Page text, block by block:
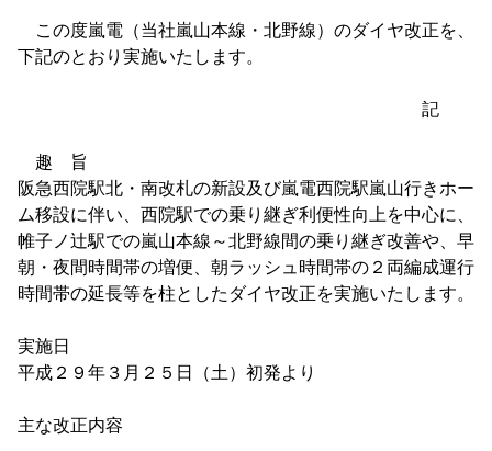
この度嵐電（当社嵐山本線・北野線）のダイヤ改正を、
下記のとおり実施いたします。
記
趣 旨
阪急西院駅北・南改札の新設及び嵐電西院駅嵐山行きホー
ム移設に伴い、西院駅での乗り継ぎ利便性向上を中心に、
帷子ノ辻駅での嵐山本線～北野線間の乗り継ぎ改善や、早
朝・夜間時間帯の増便、朝ラッシュ時間帯の２両編成運行
時間帯の延長等を柱としたダイヤ改正を実施いたします。
実施日
平成２９年３月２５日（土）初発より
主な改正内容